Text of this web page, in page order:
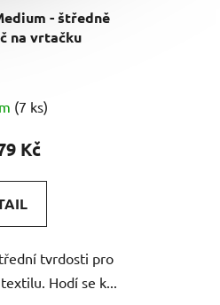
- štředně
na vrtačku
hodnocení
produktu
5,0
z
hvězdiček.
(7 ks)
Kč
tvrdosti pro
Hodí se k...